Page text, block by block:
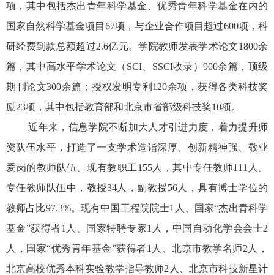
项，其中包括杰出青年科学基金、优秀青年科学基金在内的
国家自然科学基金项目 67项，与企业合作项目超过600项，科
研经费到款总额超过2.6亿元。学院教师发表学术论文1800余
篇，其中高水平学术论文（ SCI、 SSCI收录）900余篇，顶级
期刊论文300余篇；授权发明专利 120余项，获得各类科技奖
励23项，其中包括教育部和北京市省部级科技奖10项。
近年来，信息学院不断加大人才引进力度，着力提升师
资队伍水平，打造了一支学术造诣深厚、创新精神强、敬业
爱岗的教师队伍。现有教职工 155人，其中专任教师111 人。
专任教师队伍中，教授34人，副教授56人，具有博士学位的
教师占比97.3%。现有中国工程院院士1 人、国家“杰出青科学
基金”获得者1 人、国家特聘专家1 人，中国自动化学会会士2
人，国家“优秀青年基金”获得者1 人、北京市教学名师2 人，
北京高校优秀本科实验教学指导教师2 人、北京市科技新星计